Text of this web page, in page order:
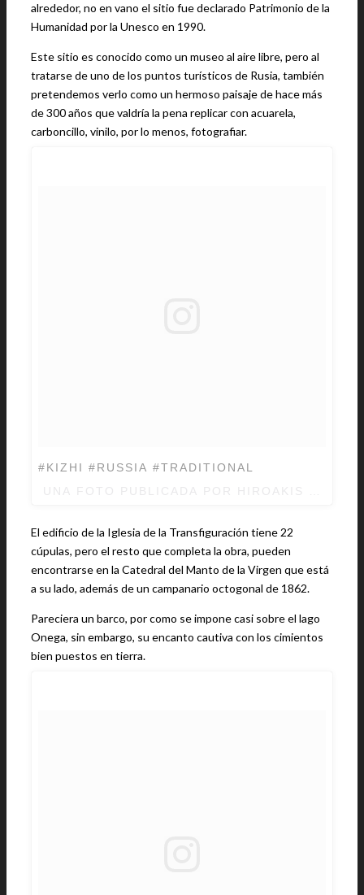
alrededor, no en vano el sitio fue declarado Patrimonio de la
Humanidad por la Unesco en 1990.
Este sitio es conocido como un museo al aire libre, pero al
tratarse de uno de los puntos turísticos de Rusia, también
pretendemos verlo como un hermoso paisaje de hace más
de 300 años que valdría la pena replicar con acuarela,
carboncillo, vinilo, por lo menos, fotografiar.
#KIZHI #RUSSIA #TRADITIONAL
El edificio de la Iglesia de la Transfiguración tiene 22
cúpulas, pero el resto que completa la obra, pueden
encontrarse en la Catedral del Manto de la Virgen que está
a su lado, además de un campanario octogonal de 1862.
Pareciera un barco, por como se impone casi sobre el lago
Onega, sin embargo, su encanto cautiva con los cimientos
bien puestos en tierra.